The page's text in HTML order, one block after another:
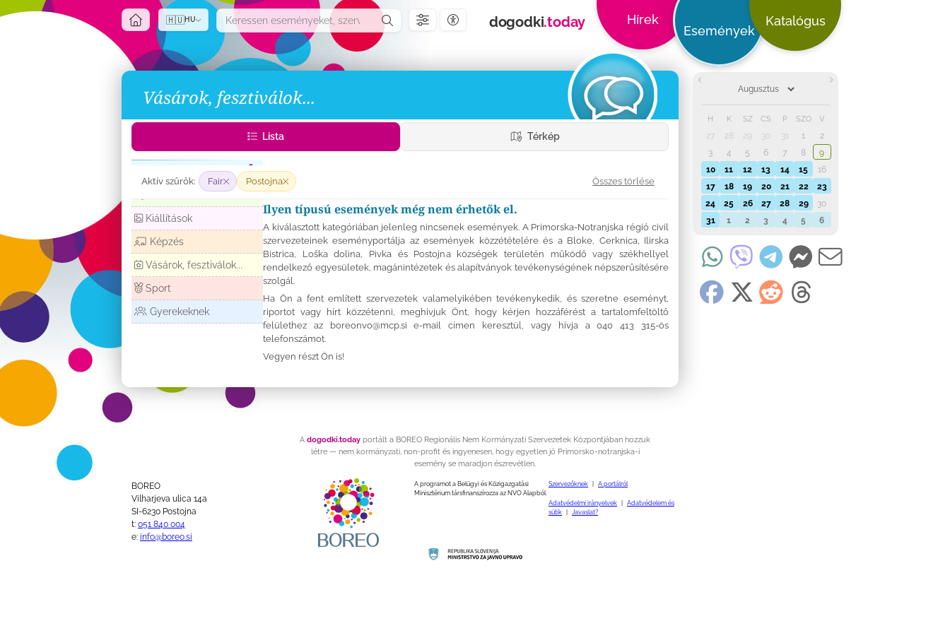
🇭🇺HU
Akadálymentességi beállítások
dogodki.today Hírek
Események
Katalógus
Vásárok, fesztiválok...
Lista Térkép
Kiállítások
Képzés
Vásárok, fesztiválok...
Sport
Gyerekeknek
Aktív szűrők: Fair Postojna Összes törlése
Ilyen típusú események még nem érhetők el.
A kiválasztott kategóriában jelenleg nincsenek események. A Primorska-Notranjska régió civil
szervezeteinek eseményportálja az események közzétételére és a Bloke, Cerknica, Ilirska
Bistrica, Loška dolina, Pivka és Postojna községek területén működő vagy székhellyel
rendelkező egyesületek, magánintézetek és alapítványok tevékenységének népszerűsítésére
szolgál.
Ha Ön a fent említett szervezetek valamelyikében tevékenykedik, és szeretne eseményt,
riportot vagy hírt közzétenni, meghívjuk Önt, hogy kérjen hozzáférést a tartalomfeltöltő
felülethez az boreonvo@mcp.si e-mail címen keresztül, vagy hívja a 040 413 315-ös
telefonszámot.
Vegyen részt Ön is!
H K SZ CS P SZO V
27 28 29 30 31 1
2
3
4 5 6 7 8
9
10
11 12 13 14 15
16
17
18 19 20 21 22
23
24
25 26 27 28 29
30
31
1 2 3 4 5 6
A dogodki.today portált a BOREO Regionális Nem Kormányzati Szervezetek Központjában hozzuk
létre — nem kormányzati, non-profit és ingyenesen, hogy egyetlen jó Primorsko-notranjska-i
esemény se maradjon észrevétlen.
BOREO
Vilharjeva ulica 14a
SI-6230 Postojna
t: 051 840 004
e: info@boreo.si
A programot a Belügyi és Közigazgatási
Minisztérium társfinanszírozza az NVO Alapból.
Szervezőknek A portálról
Adatvédelmi irányelvek
Adatvédelem és
sütik
Javaslat?